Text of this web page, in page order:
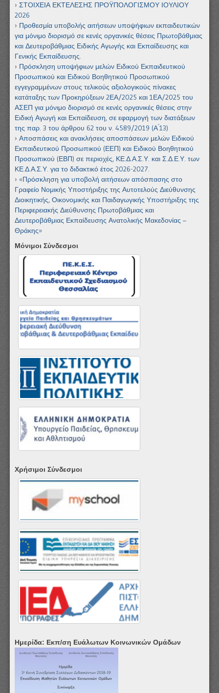
ΣΤΟΙΧΕΙΑ ΕΚΤΕΛΕΣΗΣ ΠΡΟΫΠΟΛΟΓΙΣΜΟΥ ΙΟΥΛΙΟΥ
2026
Προθεσμία υποβολής αιτήσεων υποψήφιων εκπαιδευτικών
για μόνιμο διορισμό σε κενές οργανικές θέσεις Πρωτοβάθμιας
και Δευτεροβάθμιας Ειδικής Αγωγής και Εκπαίδευσης και
Γενικής Εκπαίδευσης.
Πρόσκληση υποψήφιων μελών Ειδικού Εκπαιδευτικού
Προσωπικού και Ειδικού Βοηθητικού Προσωπικού
εγγεγραμμένων στους τελικούς αξιολογικούς πίνακες
κατάταξης των Προκηρύξεων 2ΕΑ/2025 και 1ΕΑ/2025 του
ΑΣΕΠ για μόνιμο διορισμό σε κενές οργανικές θέσεις στην
Ειδική Αγωγή και Εκπαίδευση, σε εφαρμογή των διατάξεων
της παρ. 3 του άρθρου 62 του ν. 4589/2019 (Α ́13)
Αποσπάσεις και ανακλήσεις αποσπάσεων μελών Ειδικού
Εκπαιδευτικού Προσωπικού (ΕΕΠ) και Ειδικού Βοηθητικού
Προσωπικού (ΕΒΠ) σε περιοχές, ΚΕ.Δ.Α.Σ.Υ. και Σ.Δ.Ε.Υ. των
ΚΕ.Δ.Α.Σ.Υ. για το διδακτικό έτος 2026-2027.
«Πρόσκληση για υποβολή αιτήσεων απόσπασης στο
Γραφείο Νομικής Υποστήριξης της Αυτοτελούς Διεύθυνσης
Διοικητικής, Οικονομικής και Παιδαγωγικής Υποστήριξης της
Περιφερειακής Διεύθυνσης Πρωτοβάθμιας και
Δευτεροβάθμιας Εκπαίδευσης Ανατολικής Μακεδονίας –
Θράκης»
Μόνιμοι Σύνδεσμοι
Χρήσιμοι Σύνδεσμοι
Ημερίδα: Εκπ/ση Ευάλωτων Κοινωνικών Ομάδων